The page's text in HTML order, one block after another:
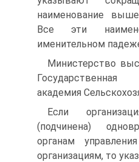
наименование
Все эти
именительном
Министерство
Государственная
академия
Если
(подчинена)
органам
организациям, то